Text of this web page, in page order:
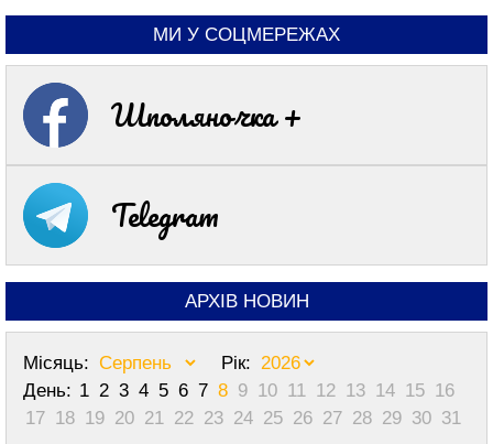
МИ У СОЦМЕРЕЖАХ
Шполяночка +
Telegram
АРХІВ НОВИН
Місяць:
Рік:
День: 1 2 3 4 5 6 7 8 9 10 11 12 13 14 15 16
17 18 19 20 21 22 23 24 25 26 27 28 29 30 31